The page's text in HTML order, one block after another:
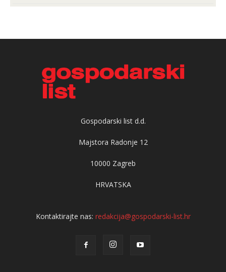
Gospodarski list d.d.
Majstora Radonje 12
10000 Zagreb
HRVATSKA
Kontaktirajte nas: redakcija@gospodarski-list.hr